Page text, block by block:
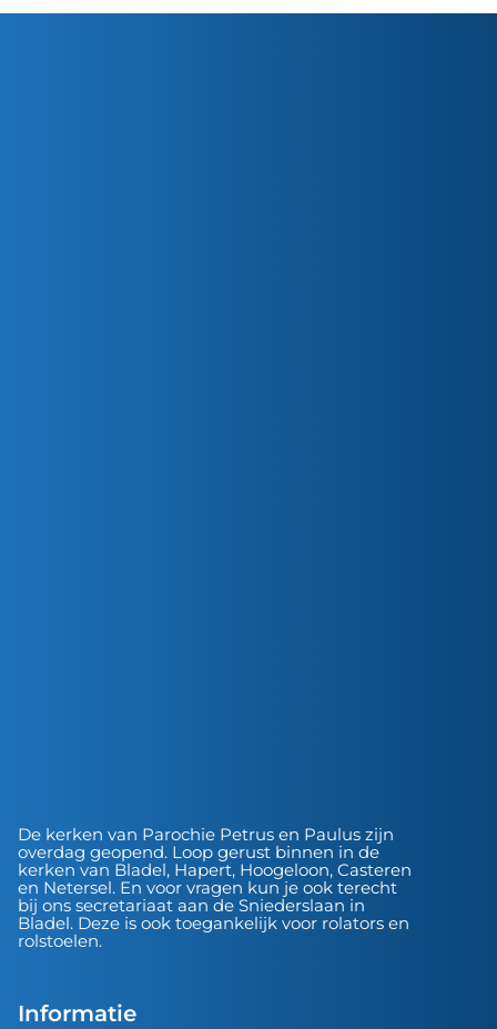
De kerken van Parochie Petrus en Paulus zijn
overdag geopend. Loop gerust binnen in de
kerken van Bladel, Hapert, Hoogeloon, Casteren
en Netersel. En voor vragen kun je ook terecht
bij ons secretariaat aan de Sniederslaan in
Bladel. Deze is ook toegankelijk voor rolators en
rolstoelen.
Informatie